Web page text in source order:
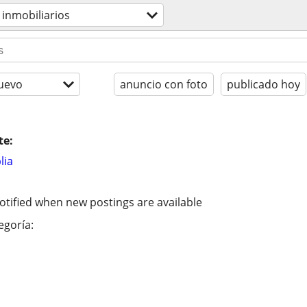
anuncio con foto publicado hoy
when new postings are available